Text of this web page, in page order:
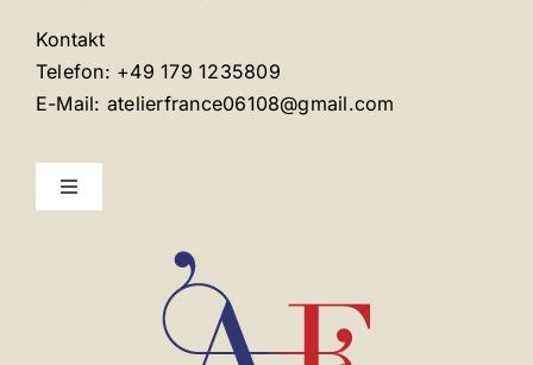
Kontakt
Telefon: +49 179 1235809
E-Mail: atelierfrance06108@gmail.com
Toggle
Mentions légales